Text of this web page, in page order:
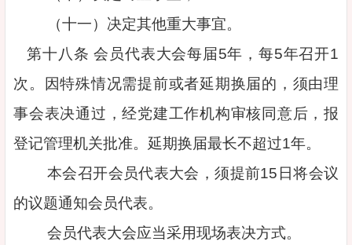
（十一）决定其他重大事宜。
第十八条 会员代表大会每届5年，每5年召开1
次。因特殊情况需提前或者延期换届的，须由理
事会表决通过，经党建工作机构审核同意后，报
登记管理机关批准。延期换届最长不超过1年。
本会召开会员代表大会，须提前15日将会议
的议题通知会员代表。
会员代表大会应当采用现场表决方式。